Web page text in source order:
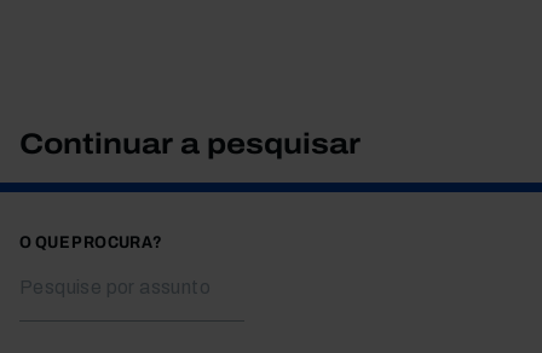
Continuar a pesquisar
O QUE PROCURA?